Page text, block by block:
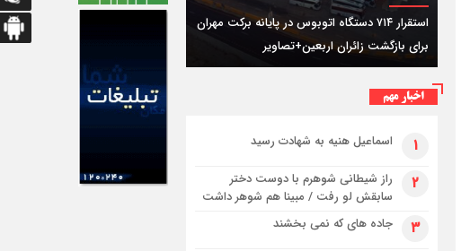
استقرار ۷۱۴ دستگاه اتوبوس در پایانه برکت مهران
برای بازگشت زائران اربعین+تصاویر
اخبار مهم
۱ اسماعیل هنیه به شهادت رسید
۲
راز شیطانی شوهرم با دوست دختر
سابقش لو رفت / مبینا هم شوهر داشت
۳ جاده های که نمی بخشند